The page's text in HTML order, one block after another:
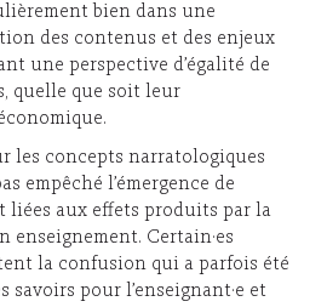
bien dans une
des contenus et des enjeux
une perspective d’égalité de
quelle que soit leur
les concepts narratologiques
empêché l’émergence de
liées aux effets produits par la
enseignement. Certain·es
la confusion qui a parfois été
savoirs pour l’enseignant·e et